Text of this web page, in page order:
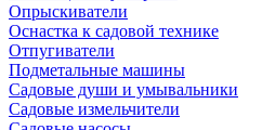
Опрыскиватели
Оснастка к садовой технике
Отпугиватели
Подметальные машины
Садовые души и умывальники
Садовые измельчители